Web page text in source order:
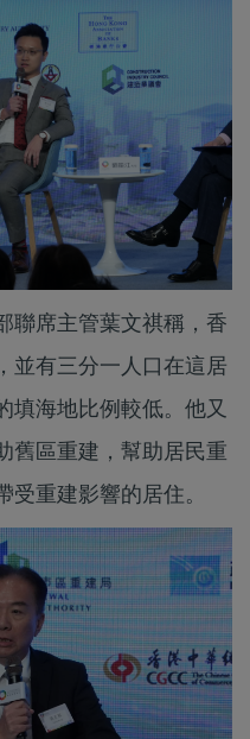
聯席主管葉文祺稱，香
並有三分一人口在這居
填海地比例較低。他又
舊區重建，幫助居民重
重建影響的居住。